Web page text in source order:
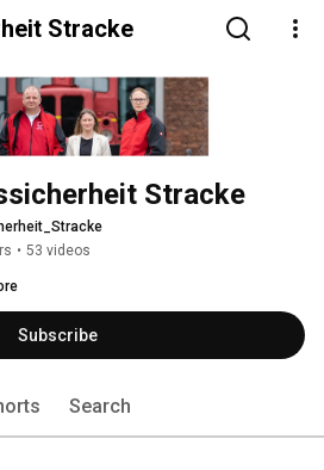
Stracke
Stracke
• 53 videos
Subscribe
Search